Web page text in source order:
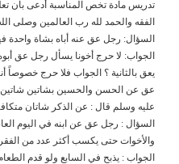
تدريس مادة تخص المناسبة أدعى بأن
الفقه والحمد لله رب العالمين وصلى
السؤال: رجل عق عنه أباه بشاة واحدة
الجواب: ﻻ حرج أخونا يسأل رجل عق
يعق بالثانية ؟ الجواب فلا حرج خصوصاً
عق عن الحسن والحسين بشاتين شاتين
عليه وسلم قال : عن الذكر شاتان
السؤال : رجل عق عن ابنه في اليوم
واﻷخوات حتى يكسب أكثر عدد من
الجواب : يذبح في السابع ولو قدم